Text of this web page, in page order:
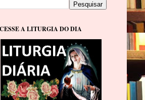
A LITURGIA DO DIA